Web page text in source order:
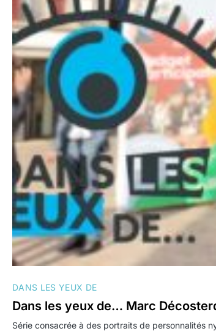
DANS LES YEUX DE
Dans les yeux de… Marc
Série consacrée à des portraits de personnalités